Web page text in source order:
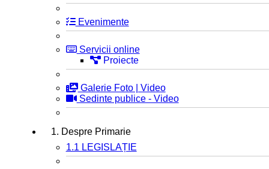
Evenimente
Servicii online
Proiecte
Galerie Foto | Video
Sedinte publice - Video
1. Despre Primarie
1.1 LEGISLAȚIE